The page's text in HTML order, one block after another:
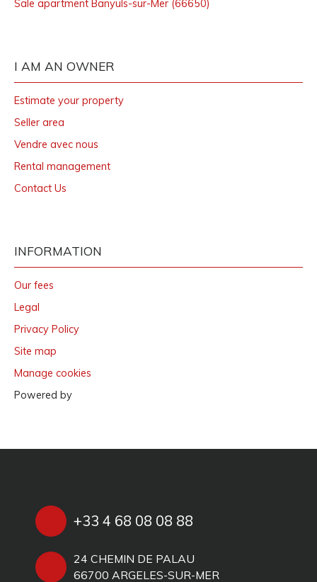
Sale apartment Banyuls-sur-Mer (66650)
I AM AN OWNER
Estimate your property
Seller area
Vendre avec nous
Rental management
Contact Us
INFORMATION
Our fees
Legal
Privacy Policy
Site map
Manage cookies
Powered by
+33 4 68 08 08 88
24 CHEMIN DE PALAU
66700 ARGELES-SUR-MER